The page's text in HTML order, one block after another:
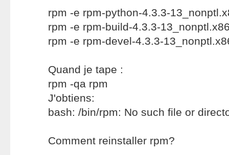
rpm -e rpm-python-4.3.3-
rpm -e rpm-build-4.3.3-
rpm -e rpm-devel-4.3.3-
Quand je tape :
rpm -qa rpm
J'obtiens:
bash: /bin/rpm: No such file or
Comment reinstaller rpm?